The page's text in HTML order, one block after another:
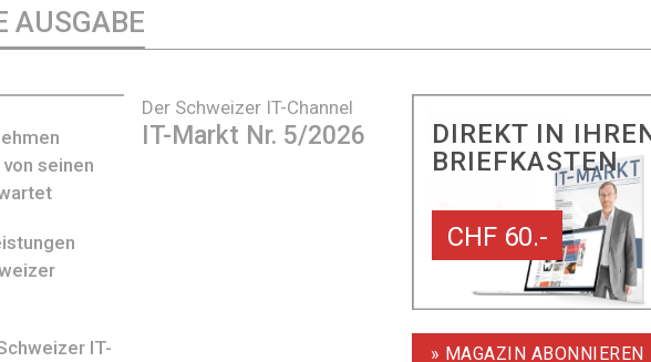
AUSGABE
Der Schweizer IT-Channel
IT-Markt Nr. 5/2026
seinen
IT-
DIREKT IN
BRIEFKASTEN
CHF 60.-
» MAGAZIN ABONNIEREN